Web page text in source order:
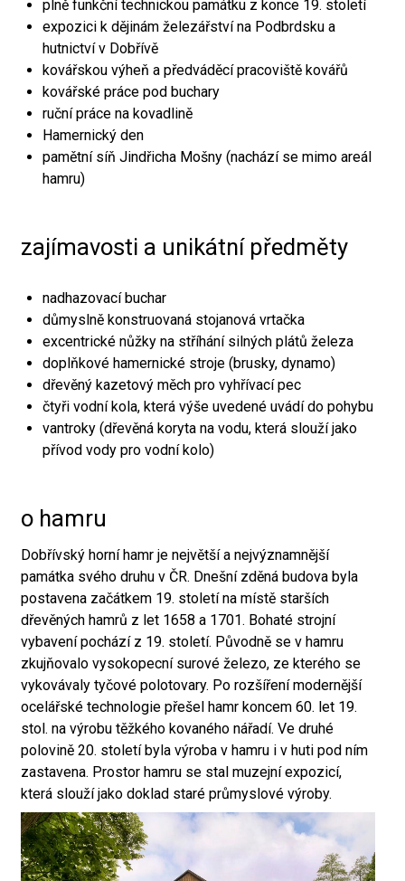
plně funkční technickou památku z konce 19. století
expozici k dějinám železářství na Podbrdsku a
hutnictví v Dobřívě
kovářskou výheň a předváděcí pracoviště kovářů
kovářské práce pod buchary
ruční práce na kovadlině
Hamernický den
pamětní síň Jindřicha Mošny (nachází se mimo areál
hamru)
zajímavosti a unikátní předměty
nadhazovací buchar
důmyslně konstruovaná stojanová vrtačka
excentrické nůžky na stříhání silných plátů železa
doplňkové hamernické stroje (brusky, dynamo)
dřevěný kazetový měch pro vyhřívací pec
čtyři vodní kola, která výše uvedené uvádí do pohybu
vantroky (dřevěná koryta na vodu, která slouží jako
přívod vody pro vodní kolo)
o hamru
Dobřívský horní hamr je největší a nejvýznamnější
památka svého druhu v ČR. Dnešní zděná budova byla
postavena začátkem 19. století na místě starších
dřevěných hamrů z let 1658 a 1701. Bohaté strojní
vybavení pochází z 19. století. Původně se v hamru
zkujňovalo vysokopecní surové železo, ze kterého se
vykovávaly tyčové polotovary. Po rozšíření modernější
ocelářské technologie přešel hamr koncem 60. let 19.
stol. na výrobu těžkého kovaného nářadí. Ve druhé
polovině 20. století byla výroba v hamru i v huti pod ním
zastavena. Prostor hamru se stal muzejní expozicí,
která slouží jako doklad staré průmyslové výroby.